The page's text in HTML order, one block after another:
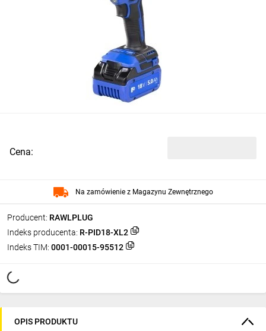
Producent: RAWLPLUG
Indeks producenta: R-PID18-XL2
Indeks TIM: 0001-00015-95512
Cena:
Na zamówienie z Magazynu Zewnętrznego
OPIS PRODUKTU